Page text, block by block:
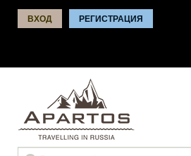
ВХОД РЕГИСТРАЦИЯ